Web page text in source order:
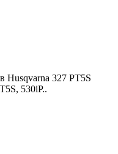
Husqvarna 327 PT5S
530iP..